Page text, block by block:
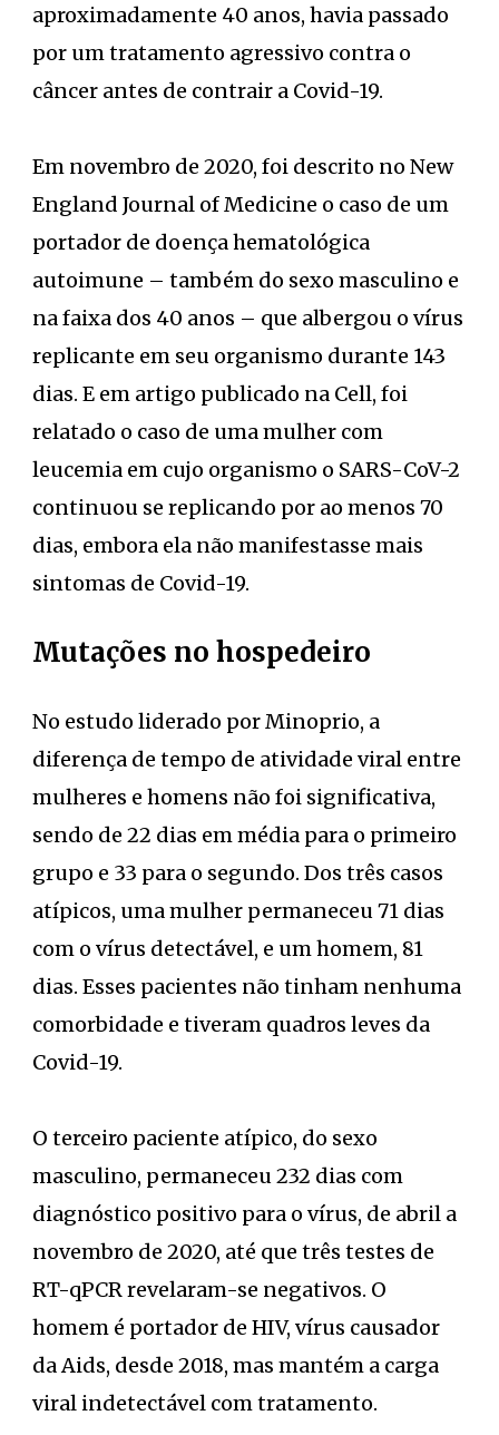
aproximadamente 40 anos, havia passado
por um tratamento agressivo contra o
câncer antes de contrair a Covid-19.
Em novembro de 2020, foi descrito no New
England Journal of Medicine o caso de um
portador de doença hematológica
autoimune – também do sexo masculino e
na faixa dos 40 anos – que albergou o vírus
replicante em seu organismo durante 143
dias. E em artigo publicado na Cell, foi
relatado o caso de uma mulher com
leucemia em cujo organismo o SARS-CoV-2
continuou se replicando por ao menos 70
dias, embora ela não manifestasse mais
sintomas de Covid-19.
Mutações no hospedeiro
No estudo liderado por Minoprio, a
diferença de tempo de atividade viral entre
mulheres e homens não foi significativa,
sendo de 22 dias em média para o primeiro
grupo e 33 para o segundo. Dos três casos
atípicos, uma mulher permaneceu 71 dias
com o vírus detectável, e um homem, 81
dias. Esses pacientes não tinham nenhuma
comorbidade e tiveram quadros leves da
Covid-19.
O terceiro paciente atípico, do sexo
masculino, permaneceu 232 dias com
diagnóstico positivo para o vírus, de abril a
novembro de 2020, até que três testes de
RT-qPCR revelaram-se negativos. O
homem é portador de HIV, vírus causador
da Aids, desde 2018, mas mantém a carga
viral indetectável com tratamento.